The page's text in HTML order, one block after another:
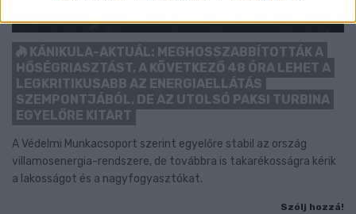
KÁNIKULA-AKTUÁL: MEGHOSSZABBÍTOTTÁK A
HŐSÉGRIASZTÁST, A KÖVETKEZŐ 48 ÓRA LEHET A
LEGKRITIKUSABB AZ ENERGIAELLÁTÁS
SZEMPONTJÁBÓL, DE AZ UTOLSÓ PAKSI TURBINA
EGYELŐRE KITART
A Védelmi Munkacsoport szerint egyelőre stabil az ország
villamosenergia-rendszere, de továbbra is takarékosságra kérik
a lakosságot és a nagyfogyasztókat.
Szólj hozzá!